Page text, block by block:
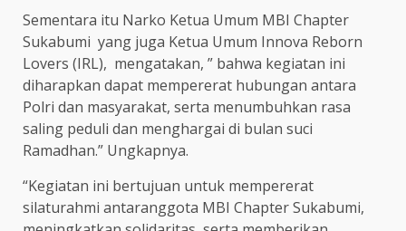
Sementara itu Narko Ketua Umum MBI Chapter
Sukabumi yang juga Ketua Umum Innova Reborn
Lovers (IRL), mengatakan, ” bahwa kegiatan ini
diharapkan dapat mempererat hubungan antara
Polri dan masyarakat, serta menumbuhkan rasa
saling peduli dan menghargai di bulan suci
Ramadhan.” Ungkapnya.
“Kegiatan ini bertujuan untuk mempererat
silaturahmi antaranggota MBI Chapter Sukabumi,